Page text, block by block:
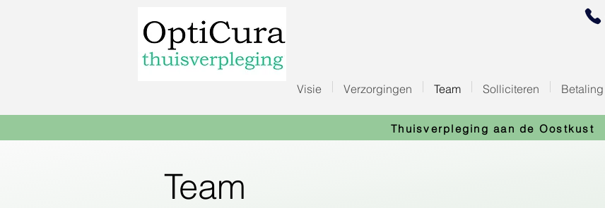
Visie Verzorgingen Team Solliciteren Betaling
Thuisverpleging aan de Oostkust
Team